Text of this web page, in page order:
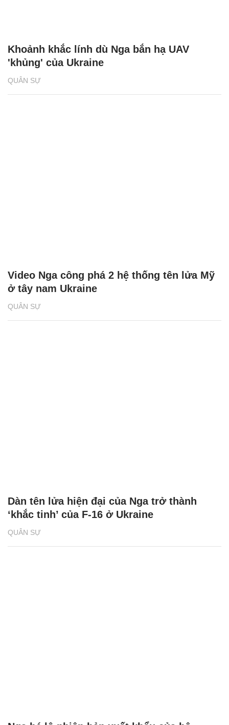
QUÂN SỰ
Khoảnh khắc lính dù Nga bắn hạ UAV
'khủng' của Ukraine
QUÂN SỰ
Video Nga công phá 2 hệ thống tên lửa Mỹ
ở tây nam Ukraine
QUÂN SỰ
Dàn tên lửa hiện đại của Nga trở thành
‘khắc tinh’ của F-16 ở Ukraine